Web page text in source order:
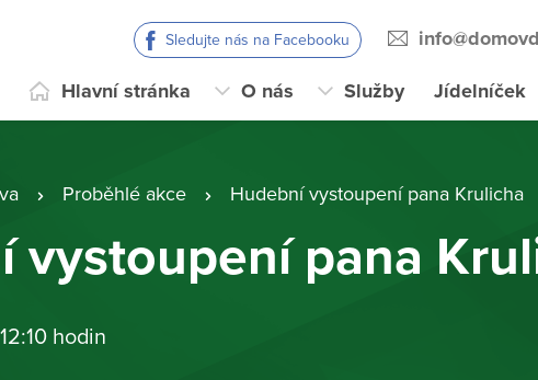
Sledujte nás na Facebooku
Hlavní stránka O nás Služby Jídelníček
Proběhlé akce Hudební vystoupení pana Krulicha
vystoupení pana
hodin